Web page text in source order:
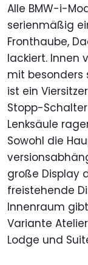
Alle BMW-i-
serienmäßig
Fronthaube,
lackiert. Innen
mit besonders
ist ein
Stopp-
Lenksäule
Sowohl die
große Display
freistehende
Innenraum
Variante
Lodge und